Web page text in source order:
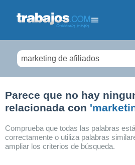
Parece que no hay
relacionada con
Comprueba que todas las palabras
correctamente o utiliza palabras
ampliar los criterios de búsqueda.